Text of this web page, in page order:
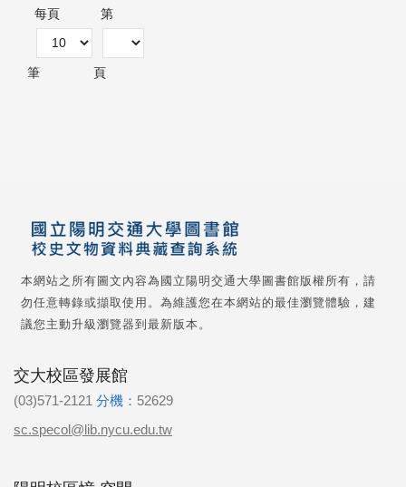
每頁
筆
第
頁
本網站之所有圖文內容為國立陽明交通大學圖書館版權所有，請
勿任意轉錄或擷取使用。為維護您在本網站的最佳瀏覽體驗，建
議您主動升級瀏覽器到最新版本。
交大校區發展館
(03)571-2121 分機： 52629
sc.specol@lib.nycu.edu.tw